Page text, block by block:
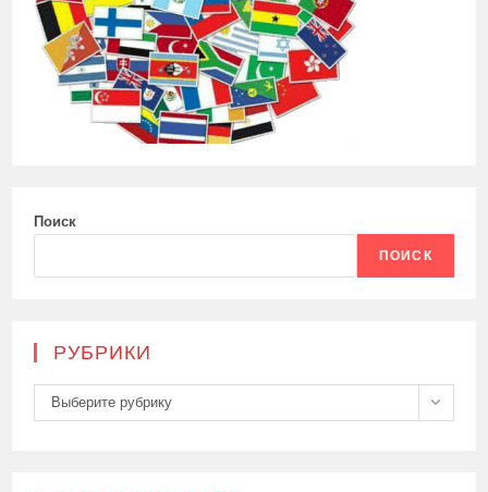
Поиск
ПОИСК
РУБРИКИ
Рубрики
Выберите рубрику